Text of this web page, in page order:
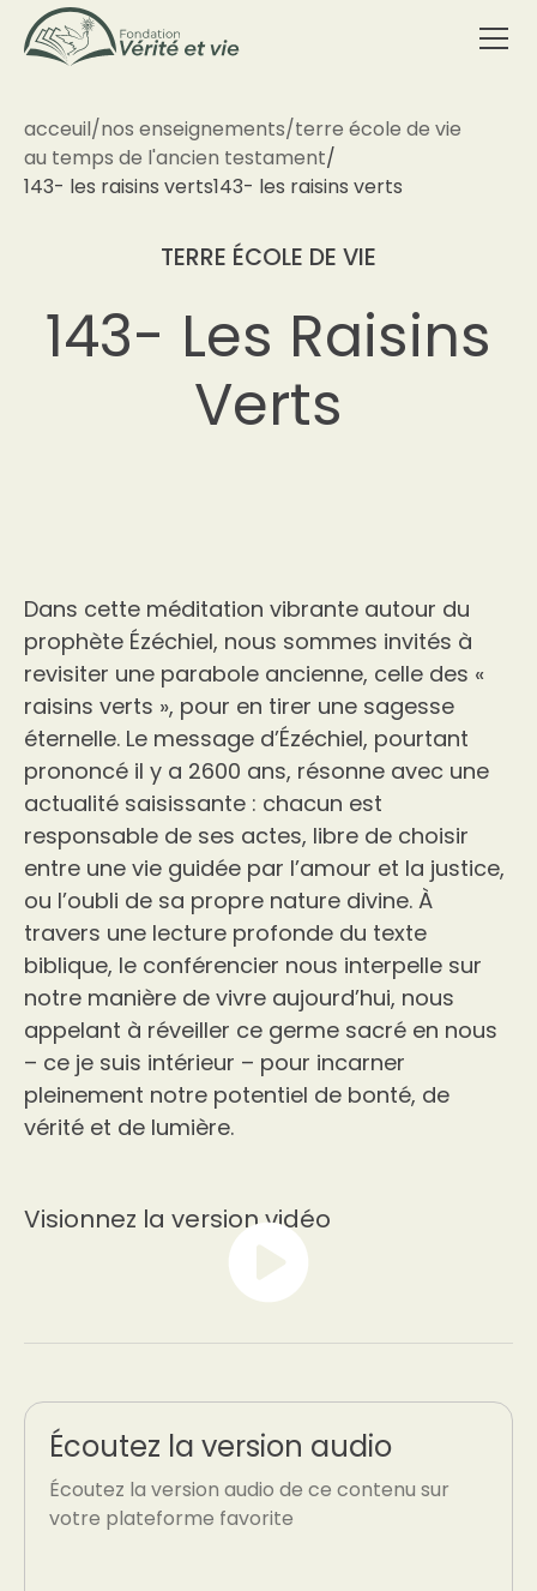
acceuil/nos enseignements/terre école de vie
au temps de l'ancien testament/
143- les raisins verts143- les raisins verts
TERRE ÉCOLE DE VIE
143- Les Raisins
Verts
Dans cette méditation vibrante autour du
prophète Ézéchiel, nous sommes invités à
revisiter une parabole ancienne, celle des «
raisins verts », pour en tirer une sagesse
éternelle. Le message d’Ézéchiel, pourtant
prononcé il y a 2600 ans, résonne avec une
actualité saisissante : chacun est
responsable de ses actes, libre de choisir
entre une vie guidée par l’amour et la justice,
ou l’oubli de sa propre nature divine. À
travers une lecture profonde du texte
biblique, le conférencier nous interpelle sur
notre manière de vivre aujourd’hui, nous
appelant à réveiller ce germe sacré en nous
– ce je suis intérieur – pour incarner
pleinement notre potentiel de bonté, de
vérité et de lumière.
Visionnez la version vidéo
Écoutez la version audio
Écoutez la version audio de ce contenu sur
votre plateforme favorite